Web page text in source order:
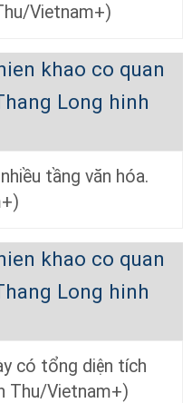
Vietnam+)
tầng văn hóa.
có tổng diện tích
Thu/Vietnam+)